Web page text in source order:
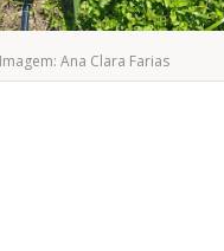
Imagem: Ana Clara Farias